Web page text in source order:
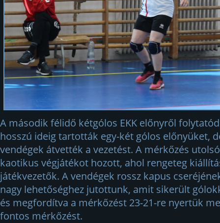
A második félidő kétgólos EKK előnyről
hosszú ideig tartották egy-két gólos előnyüket,
vendégek átvették a vezetést. A mérkőzés
kaotikus végjátékot hozott, ahol rengeteg
játékvezetők. A vendégek rossz kapus
nagy lehetőséghez jutottunk, amit sikerült
és megfordítva a mérkőzést 23-21-re nyertük
fontos mérkőzést.